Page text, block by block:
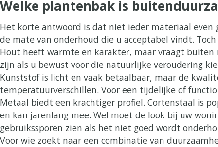
Welke plantenbak is
Het korte antwoord is dat niet ieder materiaal even
de mate van onderhoud die u acceptabel vindt.
Hout heeft warmte en karakter, maar vraagt buiten
zijn als u bewust voor die natuurlijke veroudering
Kunststof is licht en vaak betaalbaar, maar de
temperatuurverschillen. Voor een tijdelijke of
Metaal biedt een krachtiger profiel. Cortenstaal is
en kan jarenlang mee. Wel moet de look bij uw
gebruikssporen zien als het niet goed wordt
Voor wie zoekt naar een combinatie van